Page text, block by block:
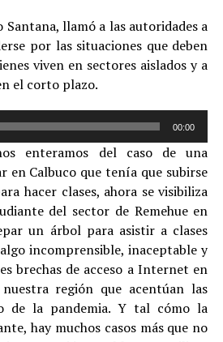
llamó a las autoridades a
por las situaciones que deben
viven en sectores aislados y a
el corto plazo.
00:00
enteramos del caso de una
en Calbuco que tenía que subirse
hacer clases, ahora se visibiliza
del sector de Remehue en
un árbol para asistir a clases
incomprensible, inaceptable y
brechas de acceso a Internet en
región que acentúan las
de la pandemia. Y tal cómo la
hay muchos casos más que no